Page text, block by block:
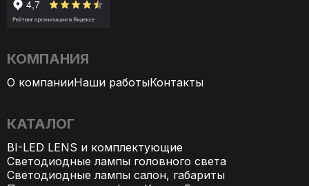
КОМПАНИЯ
О компанииНаши работыКонтакты
КАТАЛОГ
BI-LED LENS и комплектующие
Светодиодные лампы головного света
Светодиодные лампы салон, габариты